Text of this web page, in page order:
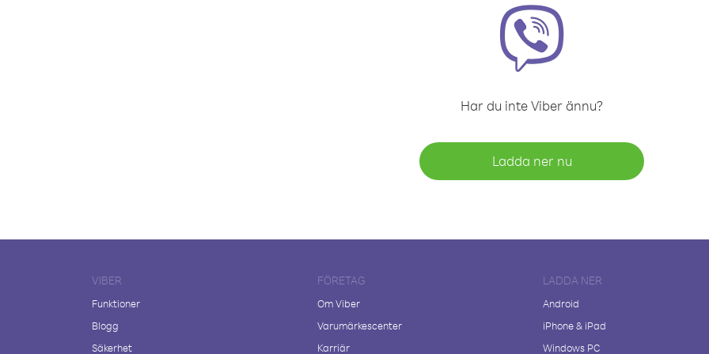
Har du inte Viber ännu?
Ladda ner nu
VIBER
Funktioner
Blogg
Säkerhet
FÖRETAG
Om Viber
Varumärkescenter
Karriär
LADDA NER
Android
iPhone & iPad
Windows PC